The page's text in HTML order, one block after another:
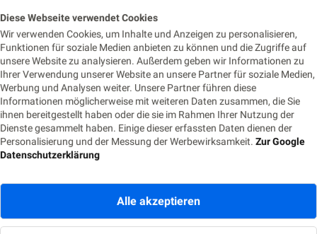
Diese Webseite verwendet Cookies
Wir verwenden Cookies, um Inhalte und Anzeigen zu personalisieren,
Funktionen für soziale Medien anbieten zu können und die Zugriffe auf
unsere Website zu analysieren. Außerdem geben wir Informationen zu
Ihrer Verwendung unserer Website an unsere Partner für soziale Medien,
Werbung und Analysen weiter. Unsere Partner führen diese
Informationen möglicherweise mit weiteren Daten zusammen, die Sie
ihnen bereitgestellt haben oder die sie im Rahmen Ihrer Nutzung der
Dienste gesammelt haben. Einige dieser erfassten Daten dienen der
Personalisierung und der Messung der Werbewirksamkeit. Zur Google
Datenschutzerklärung
Alle akzeptieren
sich in Flutter nicht lösen ließ. Das meiste,
was ich brauchte, war bereits Bestandteil
von Flutter, und wenn doch mal was fehlte,
halfen mir die unzähligen Bibliotheken mit
Zusatzfunktionen sofort weiter.
Wenn Sie weitere Infos zu Flutter haben
möchten, schauen Sie am besten mal auf
der offiziellen Seite nach. Dort finden Sie